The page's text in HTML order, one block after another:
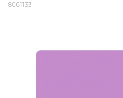
8061133